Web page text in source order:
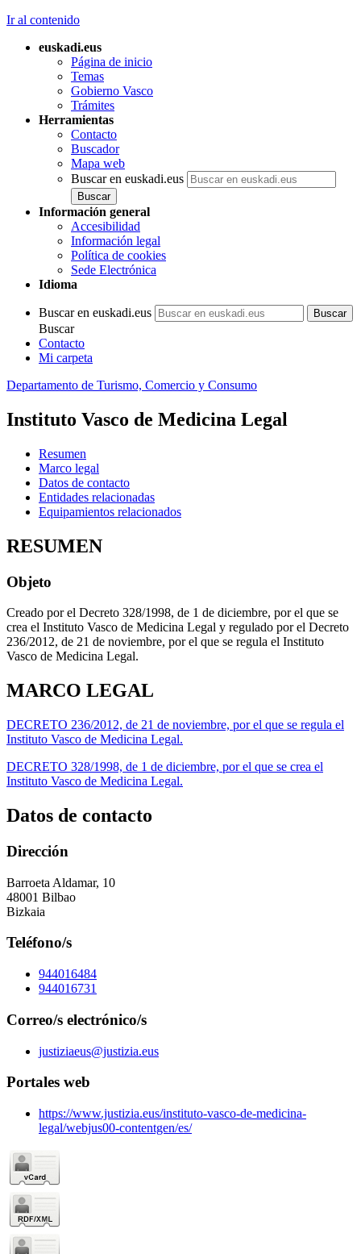
Ir al contenido
euskadi.eus
Página de inicio
Temas
Gobierno Vasco
Trámites
Herramientas
Contacto
Buscador
Mapa web
Buscar en euskadi.eus
Información general
Accesibilidad
Información legal
Política de cookies
Sede Electrónica
Idioma
Buscar en euskadi.eus
Buscar
Contacto
Mi carpeta
Departamento de Turismo, Comercio y Consumo
Instituto Vasco de Medicina Legal
Resumen
Marco legal
Datos de contacto
Entidades relacionadas
Equipamientos relacionados
RESUMEN
Objeto
Creado por el Decreto 328/1998, de 1 de diciembre, por el que se
crea el Instituto Vasco de Medicina Legal y regulado por el Decreto
236/2012, de 21 de noviembre, por el que se regula el Instituto
Vasco de Medicina Legal.
MARCO LEGAL
DECRETO 236/2012, de 21 de noviembre, por el que se regula el
Instituto Vasco de Medicina Legal.
DECRETO 328/1998, de 1 de diciembre, por el que se crea el
Instituto Vasco de Medicina Legal.
Datos de contacto
Dirección
Barroeta Aldamar, 10
48001 Bilbao
Bizkaia
Teléfono/s
944016484
944016731
Correo/s electrónico/s
justiziaeus@justizia.eus
Portales web
https://www.justizia.eus/instituto-vasco-de-medicina-
legal/webjus00-contentgen/es/